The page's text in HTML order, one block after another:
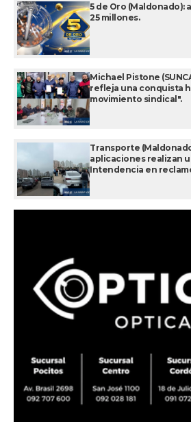
5 de Oro (Maldonado):
25 millones.
Michael Pistone
refleja una conquista
movimiento sindical".
Transporte
aplicaciones realizan
Intendencia en